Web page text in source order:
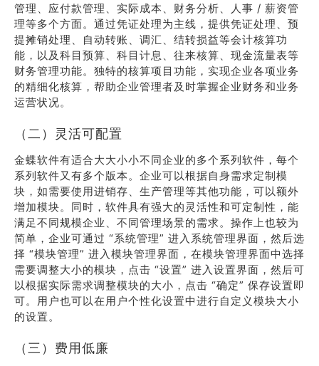
管理、应付款管理、实际成本、财务分析、人事 / 薪资管
理等多个方面。通过凭证处理为主线，提供凭证处理、预
提摊销处理、自动转账、调汇、结转损益等会计核算功
能，以及科目预算、科目计息、往来核算、现金流量表等
财务管理功能。独特的核算项目功能，实现企业各项业务
的精细化核算，帮助企业管理者及时掌握企业财务和业务
运营状况。
（二）灵活可配置
金蝶软件有适合大大小小不同企业的多个系列软件，每个
系列软件又有多个版本。企业可以根据自身需求定制模
块，如需要使用进销存、生产管理等其他功能，可以额外
增加模块。同时，软件具有强大的灵活性和可定制性，能
满足不同规模企业、不同管理场景的需求。操作上也较为
简单，企业可通过 “系统管理” 进入系统管理界面，然后选
择 “模块管理” 进入模块管理界面，在模块管理界面中选择
需要调整大小的模块，点击 “设置” 进入设置界面，然后可
以根据实际需求调整模块的大小，点击 “确定” 保存设置即
可。用户也可以在用户个性化设置中进行自定义模块大小
的设置。
（三）费用低廉